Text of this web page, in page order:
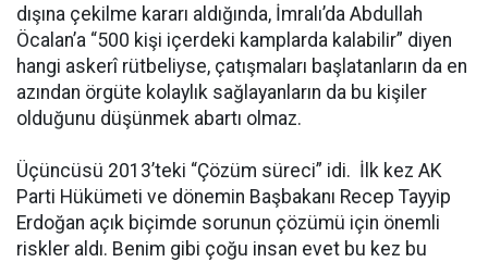
dışına çekilme kararı aldığında, İmralı’da Abdullah
Öcalan’a “500 kişi içerdeki kamplarda kalabilir” diyen
hangi askerî rütbeliyse, çatışmaları başlatanların da en
azından örgüte kolaylık sağlayanların da bu kişiler
olduğunu düşünmek abartı olmaz.
Üçüncüsü 2013’teki “Çözüm süreci” idi. İlk kez AK
Parti Hükümeti ve dönemin Başbakanı Recep Tayyip
Erdoğan açık biçimde sorunun çözümü için önemli
riskler aldı. Benim gibi çoğu insan evet bu kez bu